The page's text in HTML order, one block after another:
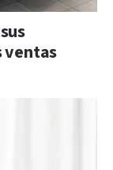
ventas